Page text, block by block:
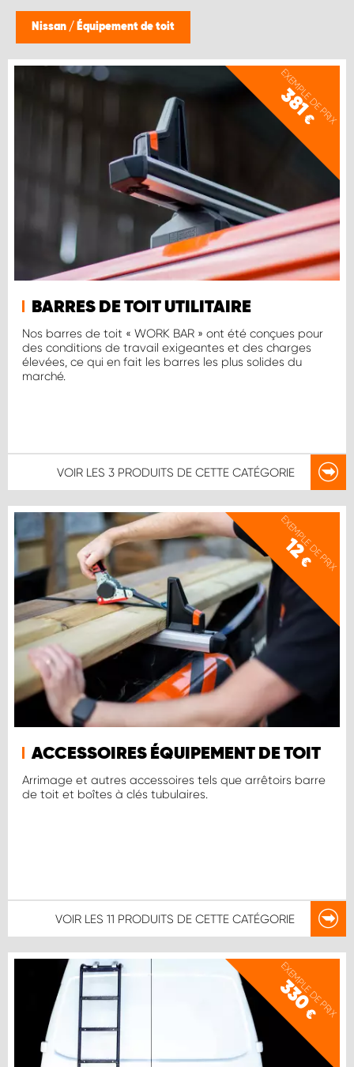
Nissan / Équipement de toit
EXEMPLE DE PRIX
381
€
BARRES DE TOIT UTILITAIRE
Nos barres de toit « WORK BAR » ont été conçues pour
des conditions de travail exigeantes et des charges
élevées, ce qui en fait les barres les plus solides du
marché.
VOIR LES 3 PRODUITS DE CETTE CATÉGORIE
EXEMPLE DE PRIX
12
€
ACCESSOIRES ÉQUIPEMENT DE TOIT
Arrimage et autres accessoires tels que arrêtoirs barre
de toit et boîtes à clés tubulaires.
VOIR LES 11 PRODUITS DE CETTE CATÉGORIE
EXEMPLE DE PRIX
330
€